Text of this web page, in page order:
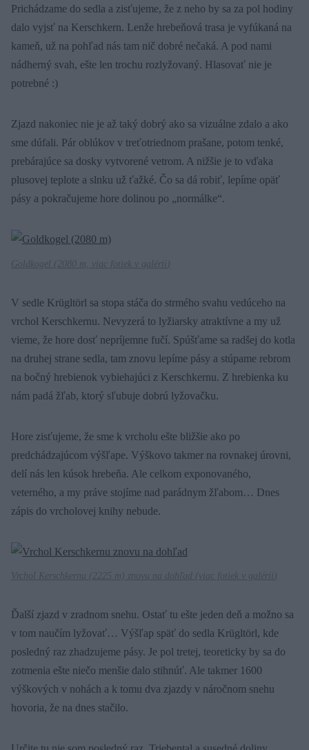
Prichádzame do sedla a zisťujeme, že z neho by sa za pol hodiny
dalo vyjsť na Kerschkern. Lenže hrebeňová trasa je vyfúkaná na
kameň, už na pohľad nás tam nič dobré nečaká. A pod nami
nádherný svah, ešte len trochu rozlyžovaný. Hlasovať nie je
potrebné :)
Zjazd nakoniec nie je až taký dobrý ako sa vizuálne zdalo a ako
sme dúfali. Pár oblúkov v treťotriednom prašane, potom tenké,
prebárajúce sa dosky vytvorené vetrom. A nižšie je to vďaka
plusovej teplote a slnku už ťažké. Čo sa dá robiť, lepíme opäť
pásy a pokračujeme hore dolinou po „normálke“.
Goldkogel (2080 m, viac fotiek v galérii )
V sedle Krügltörl sa stopa stáča do strmého svahu vedúceho na
vrchol Kerschkernu. Nevyzerá to lyžiarsky atraktívne a my už
vieme, že hore dosť nepríjemne fučí. Spúšťame sa radšej do kotla
na druhej strane sedla, tam znovu lepíme pásy a stúpame rebrom
na bočný hrebienok vybiehajúci z Kerschkernu. Z hrebienka ku
nám padá žľab, ktorý sľubuje dobrú lyžovačku.
Hore zisťujeme, že sme k vrcholu ešte bližšie ako po
predchádzajúcom výšľape. Výškovo takmer na rovnakej úrovni,
delí nás len kúsok hrebeňa. Ale celkom exponovaného,
veterného, a my práve stojíme nad parádnym žľabom… Dnes
zápis do vrcholovej knihy nebude.
Vrchol Kerschkernu (2225 m) znovu na dohľad ( viac fotiek v galérii )
Ďalší zjazd v zradnom snehu. Ostať tu ešte jeden deň a možno sa
v tom naučím lyžovať… Výšľap späť do sedla Krügltörl, kde
posledný raz zhadzujeme pásy. Je pol tretej, teoreticky by sa do
zotmenia ešte niečo menšie dalo stihnúť. Ale takmer 1600
výškových v nohách a k tomu dva zjazdy v náročnom snehu
hovoria, že na dnes stačilo.